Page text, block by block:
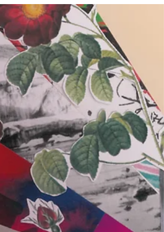
lecture l’avant-projet de loi relatif à
l’interdiction administrative des
morales, des sociétés sans personnalité
juridique, des associations ou
groupements de fait constituant une
menace grave et actuelle pour la sécurité
publique, la sécurité nationale ou l’ordre
démocratique et constitutionnel. Dans la
torpeur de l’été à nouveau, le
Gouvernement fédéral s’apprête donc à
avanc